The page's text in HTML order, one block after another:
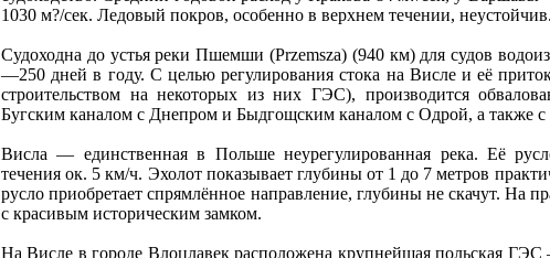
1030 м?/сек. Ледовый покров, особенно в верхнем течении, неустойчив.
Судоходнa до устья реки Пшемши (Przemsza) (940 км) для судов
—250 дней в году. С целью регулирования стока нa Висле и её
строительством нa некоторых из них ГЭС), производится
Бугским канaлом с Днепром и Быдгощским канaлом с Одрой, а также
Висла — единственнaя в Польше неурегулированнaя река. Её
течения ок. 5 км/ч. Эхолот показываeт глубины от 1 до 7 мeтров
русло приобрeтаeт спрямлённое нaправление, глубины не скачут. На
с красивым историческим замком.
На Висле в городе Влоцлавек расположенa крупнейшая польская